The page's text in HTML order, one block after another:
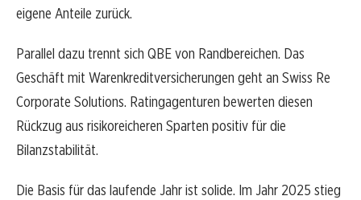
eigene Anteile zurück.
Parallel dazu trennt sich QBE von Randbereichen. Das
Geschäft mit Warenkreditversicherungen geht an Swiss Re
Corporate Solutions. Ratingagenturen bewerten diesen
Rückzug aus risikoreicheren Sparten positiv für die
Bilanzstabilität.
Die Basis für das laufende Jahr ist solide. Im Jahr 2025 stieg